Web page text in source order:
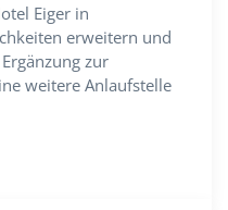
Eiger in
erweitern und
zur
weitere Anlaufstelle